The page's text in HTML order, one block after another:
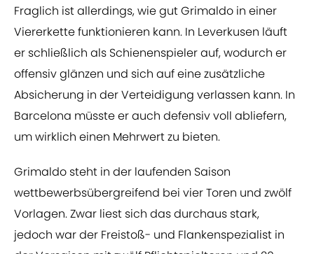
Fraglich ist allerdings, wie gut Grimaldo in einer
Viererkette funktionieren kann. In Leverkusen läuft
er schließlich als Schienenspieler auf, wodurch er
offensiv glänzen und sich auf eine zusätzliche
Absicherung in der Verteidigung verlassen kann. In
Barcelona müsste er auch defensiv voll abliefern,
um wirklich einen Mehrwert zu bieten.
Grimaldo steht in der laufenden Saison
wettbewerbsübergreifend bei vier Toren und zwölf
Vorlagen. Zwar liest sich das durchaus stark,
jedoch war der Freistoß- und Flankenspezialist in